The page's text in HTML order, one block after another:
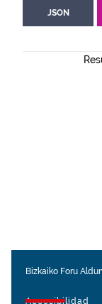
JSON
Bizkaiko Foru
Accesibilidad